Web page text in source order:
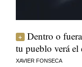
Dentro o
tu pueblo verá el
XAVIER FONSECA